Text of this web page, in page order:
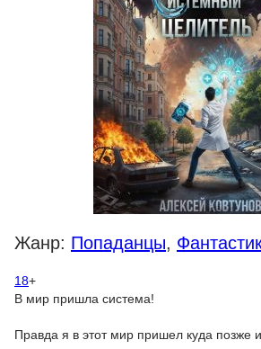
Жанр: Попаданцы,
18+
В мир пришла система!
Правда я в этот мир пришел куда позже